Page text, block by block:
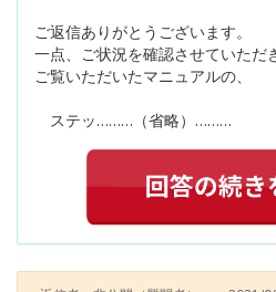
ご返信ありがとうございます。
一点、ご状況を確認させていただ
ご覧いただいたマニュアルの、
ステッ………（省略）………